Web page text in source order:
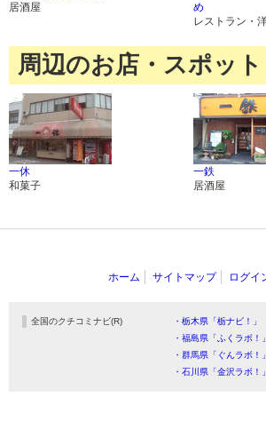
居酒屋
め
レストラン・
周辺のお店・スポット
一休
和菓子
一鉄
居酒屋
ホーム サイトマップ ログイ
全国のクチコミナビ(R) ・栃木県「栃ナビ！」
・福島県「ふくラボ！」
・群馬県「ぐんラボ！」
・石川県「金沢ラボ！」